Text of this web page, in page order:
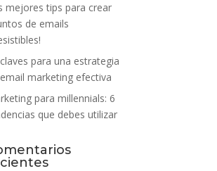
mejores tips para crear
de emails
para una estrategia
marketing efectiva
para millennials: 6
que debes utilizar